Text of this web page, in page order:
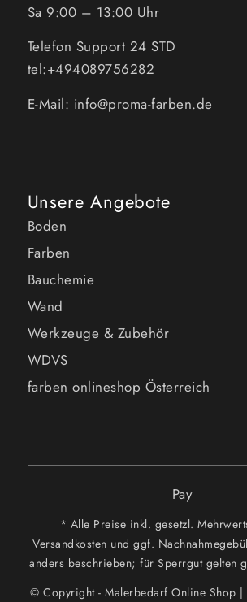
Sa 9:00 – 13:00 Uhr
Telefon Support 24 STD
tel:+494089756282
E-Mail: info@proma-farben.de
Unsere Angebote
Boden
Farben
Bauchemie
Wand
Werkzeuge & Zubehör
WDVS
farben onlineshop Österreich
Pay
* Alle Preise inkl. gesetzl.
Versandkosten und ggf.
anders beschrieben; für Sperrgut gelten
© Copyright - Malerbedarf Online Shop |